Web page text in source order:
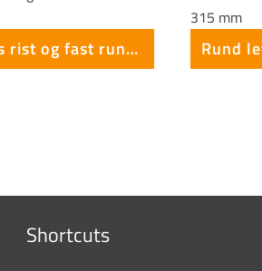
Støbejerns rist og fast rund karm . 315 mm
Shortcuts